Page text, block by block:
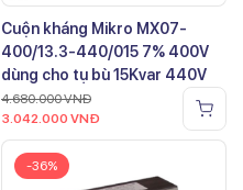
Cuộn kháng Mikro MX07-
400/13.3-440/015 7% 400V
dùng cho tụ bù 15Kvar 440V
4.680.000VNĐ
3.042.000 VNĐ
-36%